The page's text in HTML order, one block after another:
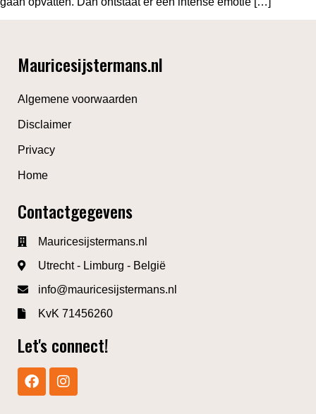
Mauricesijstermans.nl
Algemene voorwaarden
Disclaimer
Privacy
Home
Contactgegevens
Mauricesijstermans.nl
Utrecht - Limburg - België
info@mauricesijstermans.nl
KvK 71456260
Let's connect!